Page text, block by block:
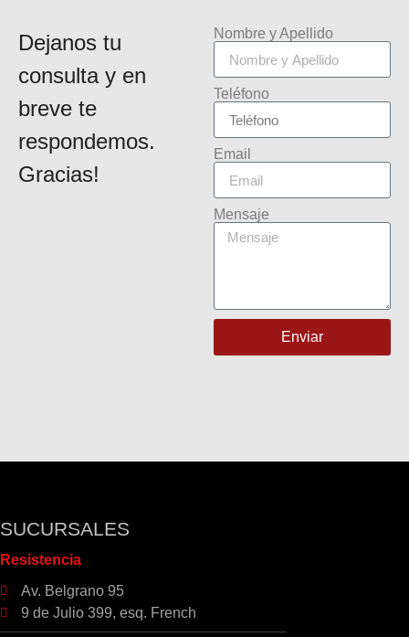
Dejanos tu
consulta y en
breve te
respondemos.
Gracias!
Nombre y Apellido
Teléfono
Email
Mensaje
Enviar
SUCURSALES
Resistencia
Av. Belgrano 95
9 de Julio 399, esq. French